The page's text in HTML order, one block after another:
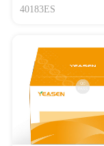
40183ES